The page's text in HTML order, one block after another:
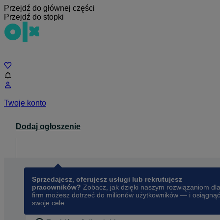
Przejdź do głównej części
Przejdź do stopki
Twoje konto
Dodaj ogłoszenie
Sprzedajesz, oferujesz usługi lub rekrutujesz
pracowników? Zobacz, jak dzięki naszym rozwiązaniom dla
firm możesz dotrzeć do milionów użytkowników — i osiągnąć
swoje cele.